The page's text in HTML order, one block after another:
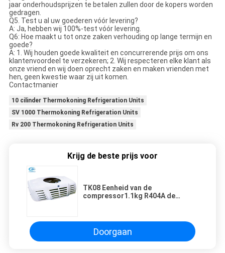
jaar onderhoudsprijzen te betalen zullen door de kopers worden
gedragen.
Q5. Test u al uw goederen vóór levering?
A: Ja, hebben wij 100%-test vóór levering.
Q6: Hoe maakt u tot onze zaken verhouding op lange termijn en
goede?
A: 1. Wij houden goede kwaliteit en concurrerende prijs om ons
klantenvoordeel te verzekeren; 2. Wij respecteren elke klant als
onze vriend en wij doen oprecht zaken en maken vrienden met
hen, geen kwestie waar zij uit komen.
Contactmanier
10 cilinder Thermokoning Refrigeration Units
SV 1000 Thermokoning Refrigeration Units
Rv 200 Thermokoning Refrigeration Units
Krijg de beste prijs voor
TK08 Eenheid van de
compressor1.1kg R404A de
Doorgaan